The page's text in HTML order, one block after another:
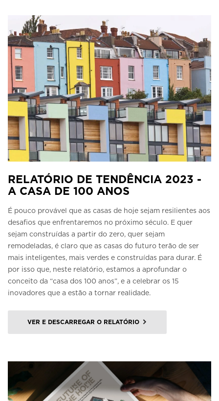
RELATÓRIO DE TENDÊNCIA 2023 -
A CASA DE 100 ANOS
É pouco provável que as casas de hoje sejam resilientes aos
desafios que enfrentaremos no próximo século. E quer
sejam construídas a partir do zero, quer sejam
remodeladas, é claro que as casas do futuro terão de ser
mais inteligentes, mais verdes e construídas para durar. É
por isso que, neste relatório, estamos a aprofundar o
conceito da “casa dos 100 anos”, e a celebrar os 15
inovadores que a estão a tornar realidade.
VER E DESCARREGAR O RELATÓRIO